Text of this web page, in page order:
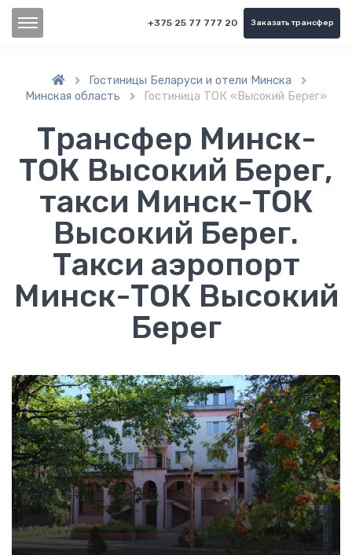
+375 25 77 777 20 Заказать трансфер
 Гостиницы Беларуси и отели Минска 
Минская область  Гостиница ТОК «Высокий Берег»
Трансфер Минск-
ТОК Высокий Берег,
такси Минск-ТОК
Высокий Берег.
Такси аэропорт
Минск-ТОК Высокий
Берег